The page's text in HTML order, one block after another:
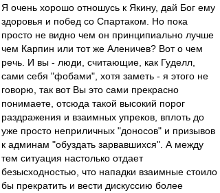
Я очень хорошо отношусь к Якину, дай Бог ему
здоровья и побед со Спартаком. Но пока
просто не видно чем он принципиально лучше
чем Карпин или тот же Аленичев? Вот о чем
речь. И вы - люди, считающие, как Гуделл,
сами себя "фобами", хотя заметь - я этого не
говорю, так вот Вы это сами прекрасно
понимаете, отсюда такой высокий порог
раздражения и взаимных упреков, вплоть до
уже просто неприличных "доносов" и призывов
к админам "обуздать зарвавшихся". А между
тем ситуация настолько отдает
безысходностью, что нападки взаимные стоило
бы прекратить и вести дискуссию более